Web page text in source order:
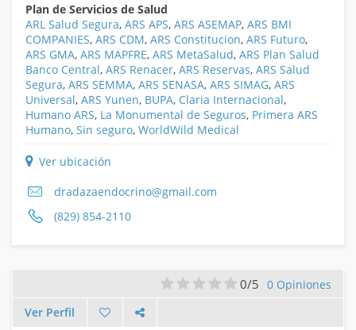
Plan de Servicios de Salud
ARL Salud Segura, ARS APS, ARS ASEMAP, ARS BMI
COMPANIES, ARS CDM, ARS Constitucion, ARS Futuro,
ARS GMA, ARS MAPFRE, ARS MetaSalud, ARS Plan Salud
Banco Central, ARS Renacer, ARS Reservas, ARS Salud
Segura, ARS SEMMA, ARS SENASA, ARS SIMAG, ARS
Universal, ARS Yunen, BUPA, Claria Internacional,
Humano ARS, La Monumental de Seguros, Primera ARS
Humano, Sin seguro, WorldWild Medical
Ver ubicación
dradazaendocrino@gmail.com
(829) 854-2110
0/5 0 Opiniones
Ver Perfil